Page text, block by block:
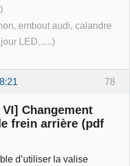
embout audi, calandre
LED......)
78
Changement
frein arrière (pdf
d’utiliser la valise